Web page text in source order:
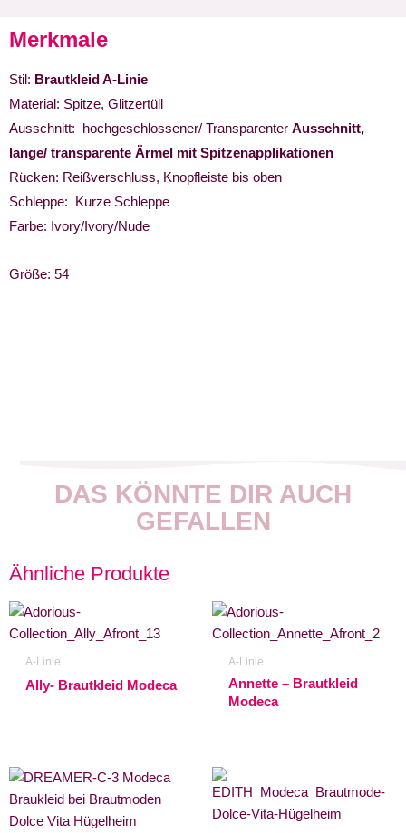
Merkmale
Stil: Brautkleid A-Linie
Material: Spitze, Glitzertüll
Ausschnitt: hochgeschlossener/ Transparenter Ausschnitt,
lange/ transparente Ärmel mit Spitzenapplikationen
Rücken: Reißverschluss, Knopfleiste bis oben
Schleppe: Kurze Schleppe
Farbe: Ivory/Ivory/Nude
Größe: 54
DAS KÖNNTE DIR AUCH
GEFALLEN
Ähnliche Produkte
A-Linie
Ally- Brautkleid Modeca
A-Linie
Annette – Brautkleid
Modeca